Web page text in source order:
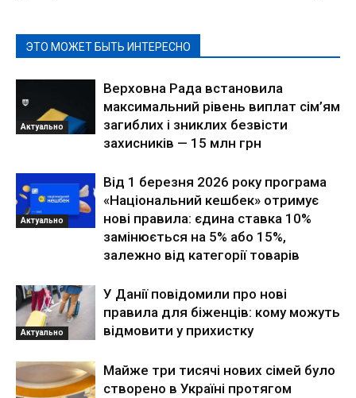
ЭТО МОЖЕТ БЫТЬ ИНТЕРЕСНО
Актуально
Верховна Рада встановила
максимальний рівень виплат сім’ям
загиблих і зниклих безвісти
захисників — 15 млн грн
Актуально
Від 1 березня 2026 року програма
«Національний кешбек» отримує
нові правила: єдина ставка 10%
замінюється на 5% або 15%,
залежно від категорії товарів
Актуально
У Данії повідомили про нові
правила для біженців: кому можуть
відмовити у прихистку
Майже три тисячі нових сімей було
створено в Україні протягом